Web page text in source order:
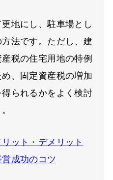
地にし、駐車場とし
法です。ただし、建
税の住宅用地の特例
、固定資産税の増加
られるかをよく検討
ット・デメリット
成功のコツ